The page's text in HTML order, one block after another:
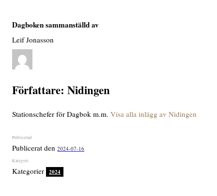
Dagboken sammanställd av
Leif Jonasson
Författare: Nidingen
Stationschefer för Dagbok m.m.Visa alla inlägg av Nidingen
Publicerat den2024-07-16
Kategorier 2024